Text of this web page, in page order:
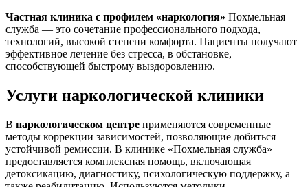
Частная клиника с профилем «наркология» Похмельная
служба — это сочетание профессионального подхода,
технологий, высокой степени комфорта. Пациенты получают
эффективное лечение без стресса, в обстановке,
способствующей быстрому выздоровлению.
Услуги наркологической клиники
В наркологическом центре применяются современные
методы коррекции зависимостей, позволяющие добиться
устойчивой ремиссии. В клинике «Похмельная служба»
предоставляется комплексная помощь, включающая
детоксикацию, диагностику, психологическую поддержку, а